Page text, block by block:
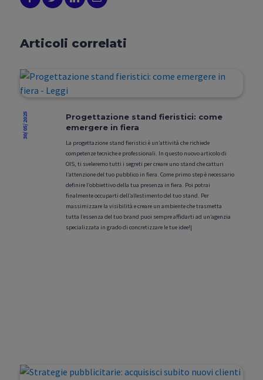
Articoli correlati
30/05/2025
Progettazione stand fieristici: come
emergere in fiera
La progettazione stand fieristici è un’attività che richiede
competenze tecniche e professionali. In questo nuovo articolo di
OIS, ti sveleremo tutti i segreti per creare uno stand che catturi
l’attenzione del tuo pubblico in fiera. Come primo step è necessario
definire l’obbiettivo della tua presenza in fiera. Poi potrai
finalmente occuparti dell’allestimento del tuo stand. Per
massimizzare la visibilità e creare un ambiente che trasmetta
tutta l’essenza del tuo brand puoi sempre affidarti ad un’agenzia
specializzata in grado di concretizzare le tue idee!|